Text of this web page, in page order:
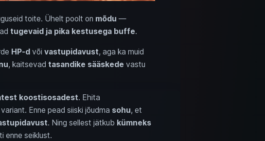
toite. Ühelt poolt on mõdu —
tugevaid ja pika kestusega buffe.
HP-dvõi vastupidavust, aga ka muid
, kaitsevad tasandike sääskede vastu
koostisosadest. Ehita
Enne pead siiski jõudma sohu, et
. Ning sellest jätkub kümneks
enne seiklust.